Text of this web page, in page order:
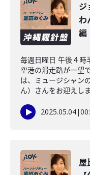
ジ
わ
編
毎週日曜日 午後４時
空港の滑走路が一望
は、ミュージシャン
ん）さんをお迎えし
2025.05.04|
屋